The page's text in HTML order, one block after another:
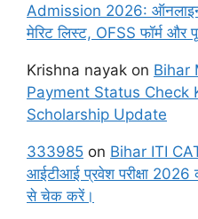
Admission 2026: ऑनलाइन
मेरिट लिस्ट, OFSS फॉर्म और
Krishna nayak on Bihar
Payment Status Check
Scholarship Update
333985 on Bihar ITI
आईटीआई प्रवेश परीक्षा 2026
से चेक करें।